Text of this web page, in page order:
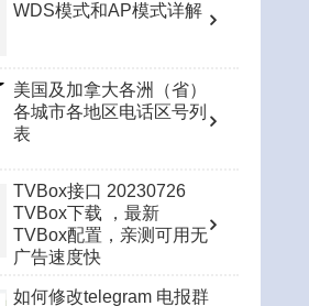
WDS模式和AP模式详解
美国及加拿大各洲（省）
各城市各地区电话区号列
表
TVBox接口 20230726
TVBox下载 ，最新
TVBox配置，亲测可用无
广告速度快
如何修改telegram 电报群